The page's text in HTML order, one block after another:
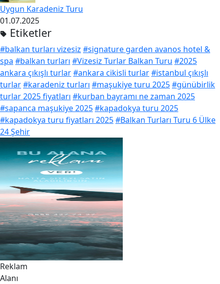
Uygun Karadeniz Turu
01.07.2025
Etiketler
#balkan turları vizesiz #signature garden avanos hotel &
spa #balkan turları #Vizesiz Turlar Balkan Turu #2025
ankara çıkışlı turlar#ankara cikisli turlar#istanbul çıkışlı
turlar#karadeniz turları #maşukiye turu 2025#günübirlik
turlar 2025 fiyatları #kurban bayramı ne zaman 2025
#sapanca maşukiye 2025#kapadokya turu 2025
#kapadokya turu fiyatları 2025#Balkan Turları Turu 6 Ülke
24 Şehir
Reklam
Alanı